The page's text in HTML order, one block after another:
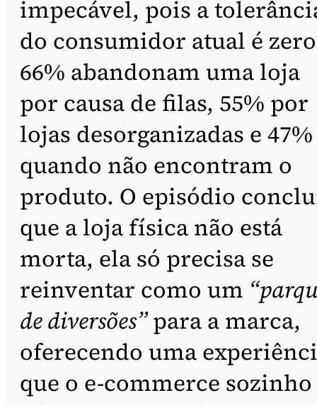
impecável, pois a
do consumidor atual é
66% abandonam uma loja
por causa de filas, 55% por
lojas desorganizadas e 47%
quando não encontram o
produto. O episódio
que a loja física não está
morta, ela só precisa se
reinventar como um
de diversões”para a marca,
oferecendo uma
que o e-commerce sozinho